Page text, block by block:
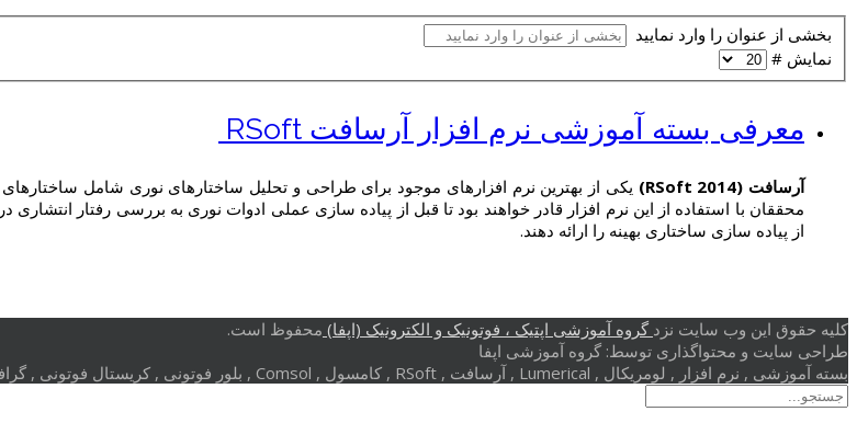
بخشی از عنوان را وارد نمایید
نمایش #
معرفی بسته آموزشی نرم افزار آرسافت RSoft
آرسافت (RSoft 2014)
یکی از بهترین نرم افزارهای موجود برای طراحی و تحلیل ساختارهای نوری شامل
محققان با استفاده از این نرم افزار قادر خواهند بود تا قبل از پیاده سازی عملی ادوات نوری به بررسی رفتار
از پیاده سازی ساختاری بهینه را ارائه دهند.
کلیه حقوق این وب سایت نزد گروه آموزشی اپتیک ، فوتونیک و الکترونیک (اپفا) محفوظ است.
طراحی سایت و محتواگذاری توسط: گروه آموزشی اپفا
بسته آموزشی , نرم افزار , لومریکال , Lumerical , آرسافت , RSoft , کامسول , Comsol , بلور فوتونی , کریستال فوتونی , گرافن , پلاسمونیک